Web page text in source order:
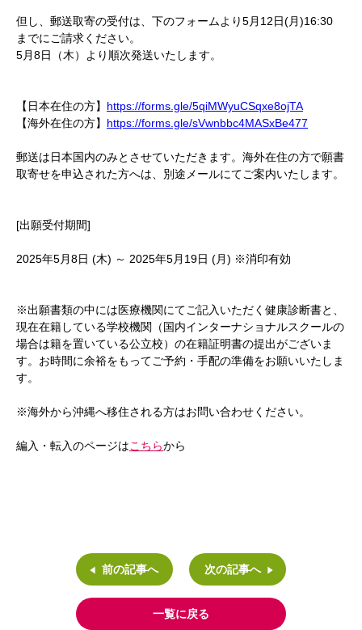
但し、郵送取寄の受付は、下のフォームより5月12日(月)16:30
までにご請求ください。
5月8日（木）より順次発送いたします。
【日本在住の方】 https://forms.gle/5qiMWyuCSqxe8ojTA
【海外在住の方】 https://forms.gle/sVwnbbc4MASxBe477
郵送は日本国内のみとさせていただきます。海外在住の方で願書
取寄せを申込された方へは、別途メールにてご案内いたします。
[出願受付期間]
2025年5月8日 (木) ～ 2025年5月19日 (月) ※消印有効
※出願書類の中には医療機関にてご記入いただく健康診断書と、
現在在籍している学校機関（国内インターナショナルスクールの
場合は籍を置いている公立校）の在籍証明書の提出がございま
す。お時間に余裕をもってご予約・手配の準備をお願いいたしま
す。
※海外から沖縄へ移住される方はお問い合わせください。
編入・転入のページはこちらから
前の記事へ 次の記事へ
一覧に戻る